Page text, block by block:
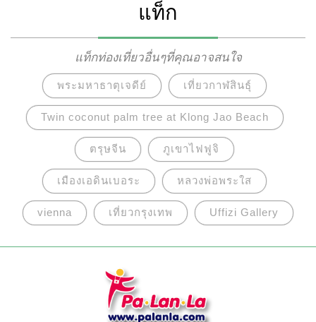
แท็ก
แท็กท่องเที่ยวอื่นๆที่คุณอาจสนใจ
พระมหาธาตุเจดีย์ เที่ยวกาฬสินธุ์
Twin coconut palm tree at Klong Jao Beach
ตรุษจีน ภูเขาไฟฟูจิ
เมืองเอดินเบอระ หลวงพ่อพระใส
vienna เที่ยวกรุงเทพ Uffizi Gallery